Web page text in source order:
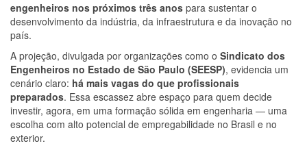
engenheiros nos próximos três anos para sustentar o
desenvolvimento da indústria, da infraestrutura e da inovação no
país.
A projeção, divulgada por organizações como o Sindicato dos
Engenheiros no Estado de São Paulo (SEESP), evidencia um
cenário claro: há mais vagas do que profissionais
preparados. Essa escassez abre espaço para quem decide
investir, agora, em uma formação sólida em engenharia — uma
escolha com alto potencial de empregabilidade no Brasil e no
exterior.